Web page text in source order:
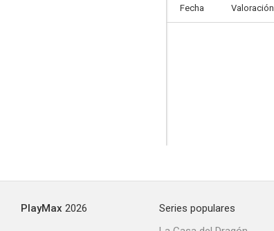
Fecha Valoración
PlayMax 2026
Series populares